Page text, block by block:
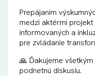
Prepájaním
medzi aktérmi
informovaných a
pre zvládanie
🙏 Ďakujeme
podnetnú diskusiu.